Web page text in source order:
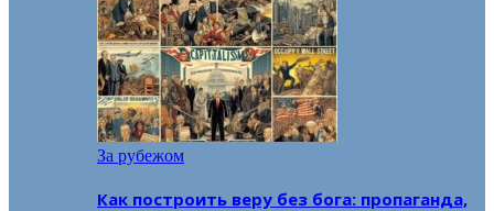
За рубежом
Как построить веру без бога: пропаганда,